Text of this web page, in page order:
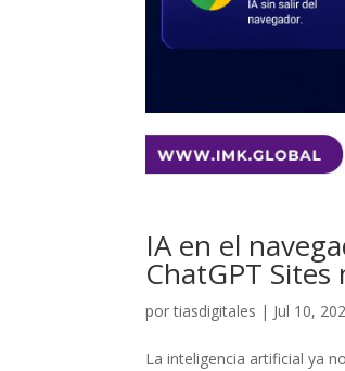
IA en el
ChatGPT
portiasdigitales | Jul 10,
La inteligencia artificial ya